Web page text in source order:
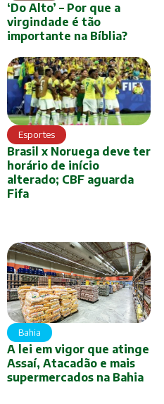
‘Do Alto’ – Por que a
virgindade é tão
importante na Bíblia?
Esportes
Brasil x Noruega deve ter
horário de início
alterado; CBF aguarda
Fifa
Bahia
A lei em vigor que atinge
Assaí, Atacadão e mais
supermercados na Bahia